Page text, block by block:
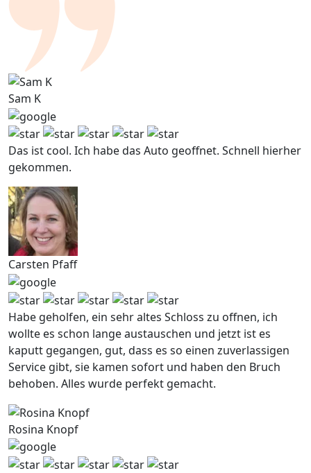
Sam K
Das ist cool. Ich habe das Auto geoffnet. Schnell hierher
gekommen.
Carsten Pfaff
Habe geholfen, ein sehr altes Schloss zu offnen, ich
wollte es schon lange austauschen und jetzt ist es
kaputt gegangen, gut, dass es so einen zuverlassigen
Service gibt, sie kamen sofort und haben den Bruch
behoben. Alles wurde perfekt gemacht.
Rosina Knopf